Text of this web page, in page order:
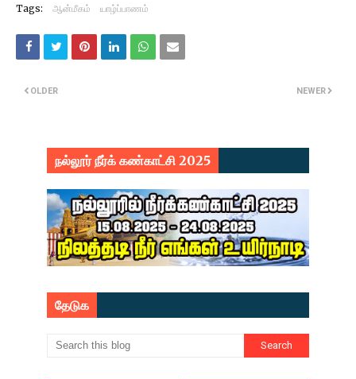
Tags: ஆன்மீகம் யாழ்ப்பாணம்
NEWER
OLDER
நல்லூர் நீர்க் கண்காட்சி 2025
தேடுக